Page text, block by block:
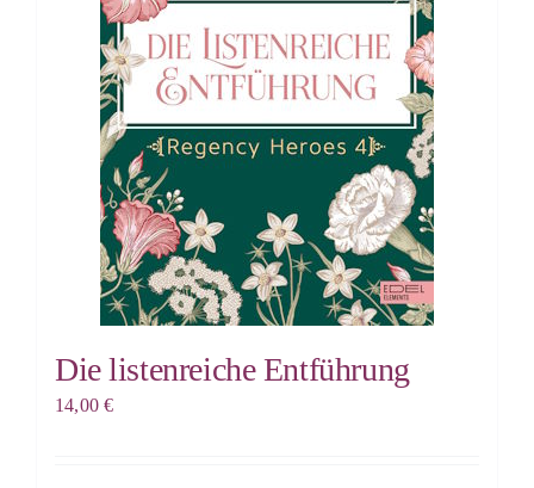
Die listenreiche Entführung
14,00€